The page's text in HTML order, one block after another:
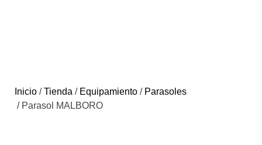
Inicio /Tienda / Equipamiento / Parasoles
/ Parasol MALBORO